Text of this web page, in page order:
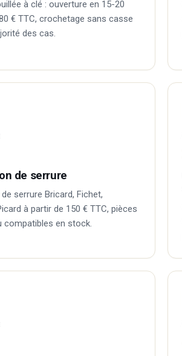
à clé : ouverture en 15-20
€ TTC, crochetage sans casse
des cas.
de serrure
serrure Bricard, Fichet,
à partir de 150 € TTC, pièces
compatibles en stock.